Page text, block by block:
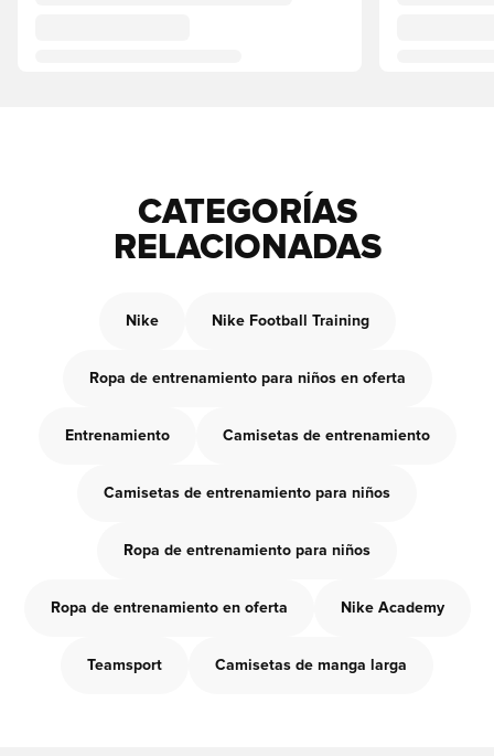
CATEGORÍAS
RELACIONADAS
Nike Nike Football Training
Ropa de entrenamiento para niños en oferta
Entrenamiento Camisetas de entrenamiento
Camisetas de entrenamiento para niños
Ropa de entrenamiento para niños
Ropa de entrenamiento en oferta Nike Academy
Teamsport Camisetas de manga larga